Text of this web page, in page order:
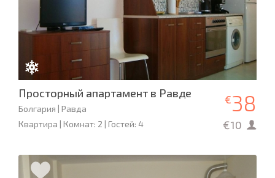
Просторный апартамент в Равде
Болгария | Равда
Квартира | Комнат: 2 | Гостей: 4
€38
€10